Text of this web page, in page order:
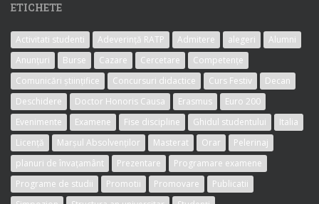
ETICHETE
Activitati studenti Adeverință RATP Admitere alegeri
Alumni
Anunțuri
Burse Cazare Cercetare
Competențe
Comunicări științifice
Concursuri didactice Curs Festiv
Decan
Deschidere
Doctor Honoris Causa Erasmus
Euro 200
Evenimente
Examene Fise discipline Ghidul studentului
Italia
Licență
Marșul Absolvenților Masterat Orar
Pelerinaj
planuri de învațamânt
Prezentare
Programare examene
Programe de studii
Promotii Promovare
Publicatii